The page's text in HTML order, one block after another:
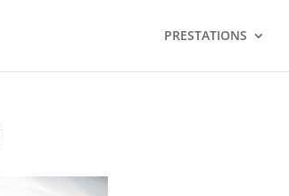
PRESTATIONS